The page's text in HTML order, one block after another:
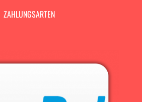
ZAHLUNGSARTEN